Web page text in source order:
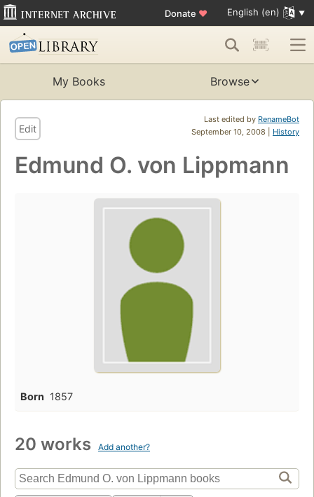
Donate ♥ English (en)
My Books Browse
Last edited by RenameBot
September 10, 2008 | History
Edit
Edmund O. von Lippmann
Born 1857
20 works Add another?